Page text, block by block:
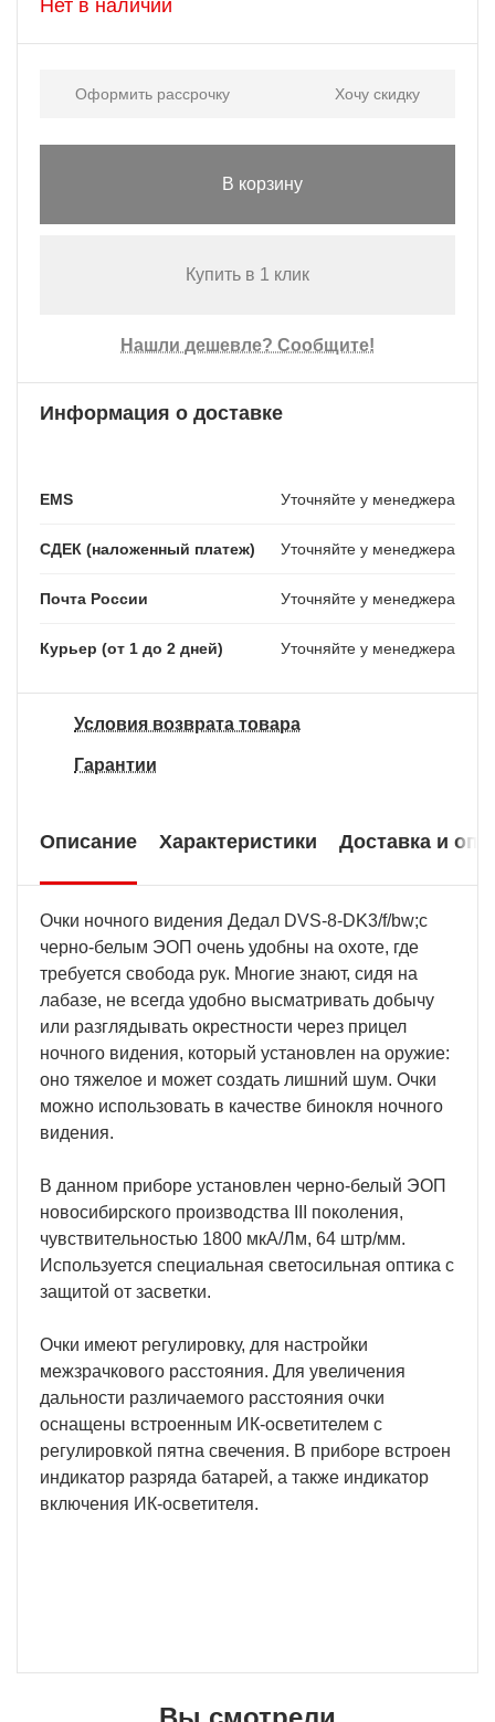
Нет в наличии
Оформить рассрочку Хочу скидку
В корзину
Купить в 1 клик
Нашли дешевле? Сообщите!
Информация о доставке
EMS Уточняйте у менеджера
СДЕК (наложенный платеж) Уточняйте у менеджера
Почта России Уточняйте у менеджера
Курьер (от 1 до 2 дней) Уточняйте у менеджера
Условия возврата товара
Гарантии
Описание Характеристики Доставка и
Очки ночного видения Дедал DVS-8-DK3/f/bw;с
черно-белым ЭОП очень удобны на охоте, где
требуется свобода рук. Многие знают, сидя на
лабазе, не всегда удобно высматривать добычу
или разглядывать окрестности через прицел
ночного видения, который установлен на оружие:
оно тяжелое и может создать лишний шум. Очки
можно использовать в качестве бинокля ночного
видения.
В данном приборе установлен черно-белый ЭОП
новосибирского производства III поколения,
чувствительностью 1800 мкА/Лм, 64 штр/мм.
Используется специальная светосильная оптика с
защитой от засветки.
Очки имеют регулировку, для настройки
межзрачкового расстояния. Для увеличения
дальности различаемого расстояния очки
оснащены встроенным ИК-осветителем с
регулировкой пятна свечения. В приборе встроен
индикатор разряда батарей, а также индикатор
включения ИК-осветителя.